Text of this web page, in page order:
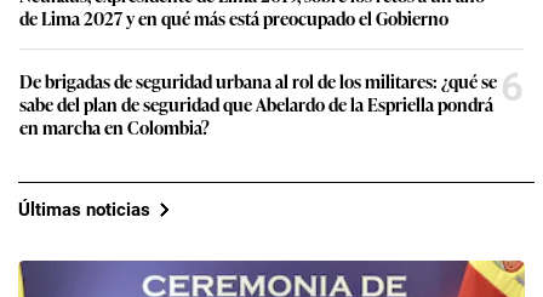
de Lima 2027 y en qué más está preocupado el Gobierno
De brigadas de seguridad urbana al rol de los militares: ¿qué se
sabe del plan de seguridad que Abelardo de la Espriella pondrá
en marcha en Colombia?
6
Últimas noticias